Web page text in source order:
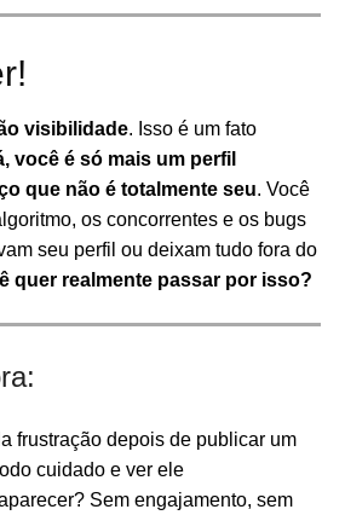
visibilidade. Isso é um fato
você é só mais um perfil
que não é totalmente seu. Você
os concorrentes e os bugs
seu perfil ou deixam tudo fora do
quer realmente passar por isso?
frustração depois de publicar um
cuidado e ver ele
Sem engajamento, sem